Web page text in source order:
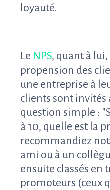
loyauté.
Le NPS, quant à
propension des
une entreprise à
clients sont invités
question simple :
à 10, quelle est la
recommandiez
ami ou à un
ensuite classés en
promoteurs (ceux